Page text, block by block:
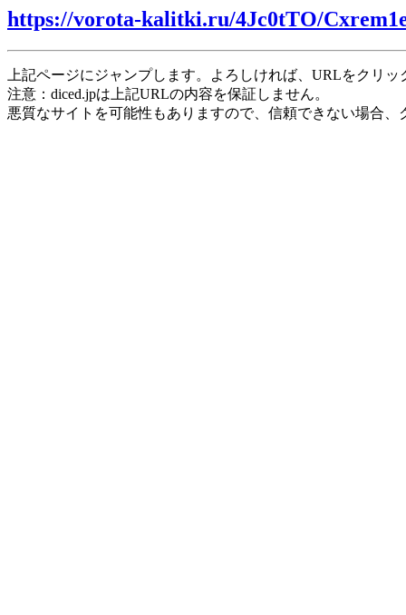
https://vorota-kalitki.ru/4Jc0tTO/
上記ページにジャンプします。よろしければ、URLをクリ
注意：diced.jpは上記URLの内容を保証しません。
悪質なサイトを可能性もありますので、信頼できない場合、